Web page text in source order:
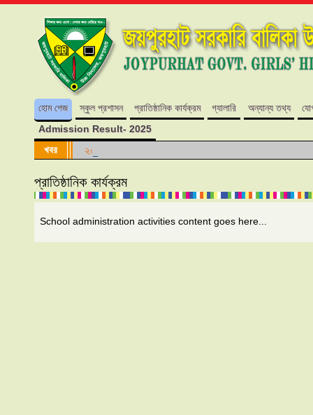
হোম পেজ স্কুল প্রশাসন প্রাতিষ্ঠানিক কার্যক্রম গ্যালারি অন্যান্য তথ্য
Admission Result- 2025
খবর
২০২৪ শিক্ষাবর্ষে কোন শ্রেণিতে কোন আসন ফাঁকা নেই।
প্রাতিষ্ঠানিক কার্যক্রম
School administration activities content goes here...